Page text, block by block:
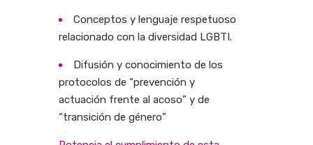
Conceptos y lenguaje respetuoso
relacionado con la diversidad LGBTI.
Difusión y conocimiento de los
protocolos de “prevención y
actuación frente al acoso” y de
“transición de género”